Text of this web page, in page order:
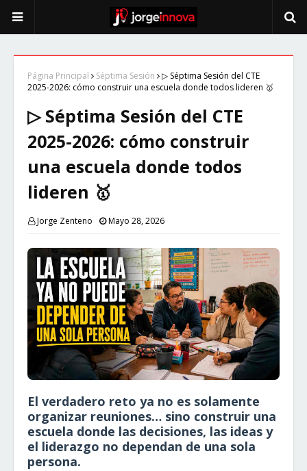
Página Principal Séptima Sesión
▷ Séptima Sesión del CTE
2025-2026: cómo construir una escuela donde todos lideren 🥇
▷ Séptima Sesión del CTE
2025-2026: cómo construir
una escuela donde todos
lideren 🥇
Jorge Zenteno Mayo 28, 2026
El verdadero reto ya no es solamente
organizar reuniones… sino construir una
escuela donde las decisiones, las ideas y
el liderazgo no dependan de una sola
persona.